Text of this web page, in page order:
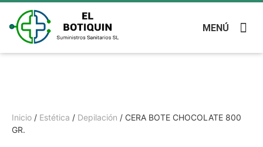
MENÚ
Inicio / Estética / Depilación / CERA BOTE CHOCOLATE 800
GR.